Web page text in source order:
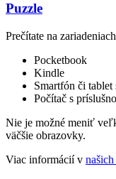
Puzzle
Prečítate na
Pocketbook
Kindle
Smartfón či
Počítač s
Nie je možné meniť
väčšie obrazovky.
Viac informácií v